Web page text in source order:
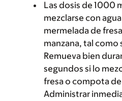
Las dosis de 1000
mezclarse con
mermelada de
manzana, tal como
Remueva bien
segundos si lo
fresa o compota de
Administrar